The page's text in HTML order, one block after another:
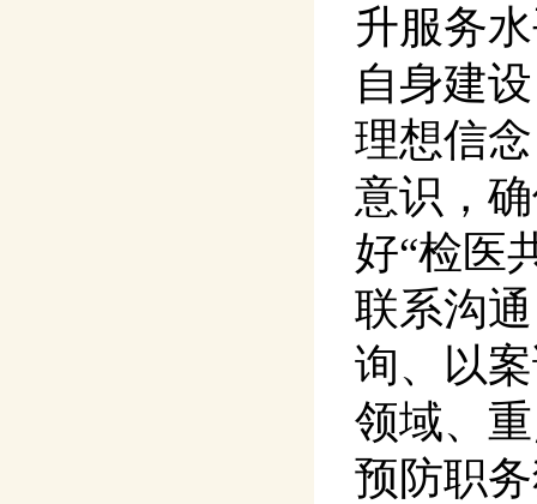
升服务
自身建
理想信
意识，
好“检医
联系沟
询、以
领域、
预防职